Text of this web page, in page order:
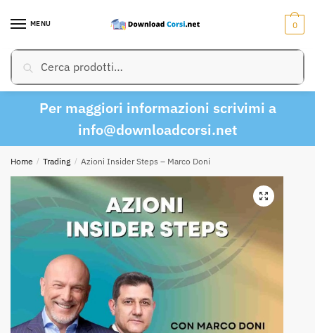
MENU
Cerca:Cerca
0
Per maggiori informazioni scrivimi a
info@downloadcorsi.net
Home / Trading / Azioni Insider Steps – Marco Doni